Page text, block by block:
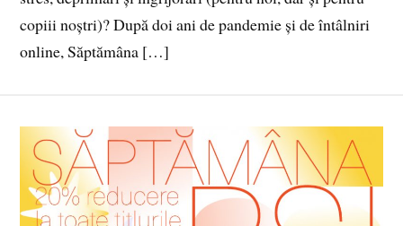
copiii noștri)? După doi ani de pandemie și de întâlniri
online, Săptămâna […]